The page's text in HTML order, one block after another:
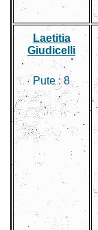
Laetitia
Giudicelli
Pute :8